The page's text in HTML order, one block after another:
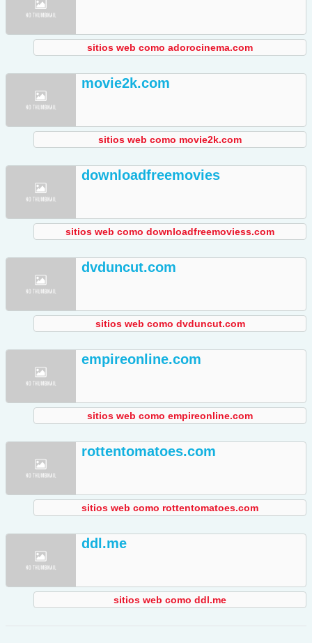
sitios web como adorocinema.com
movie2k.com
sitios web como movie2k.com
downloadfreemovies
sitios web como downloadfreemoviess.com
dvduncut.com
sitios web como dvduncut.com
empireonline.com
sitios web como empireonline.com
rottentomatoes.com
sitios web como rottentomatoes.com
ddl.me
sitios web como ddl.me